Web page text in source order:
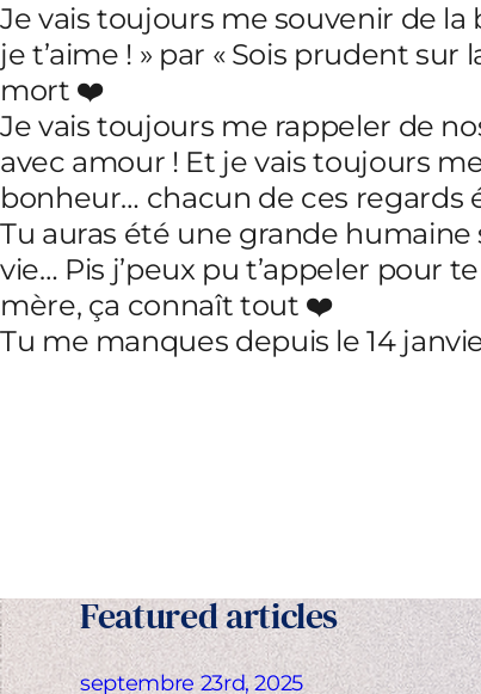
Je vais toujours me souvenir de la
je t’aime ! » par « Sois prudent
mort ❤️
Je vais toujours me rappeler de
avec amour ! Et je vais toujours
bonheur… chacun de ces
Tu auras été une grande humaine
vie… Pis j’peux pu t’appeler pour
mère, ça connaît tout ❤️
Tu me manques depuis le 14
Featured articles
septembre 23rd, 2025